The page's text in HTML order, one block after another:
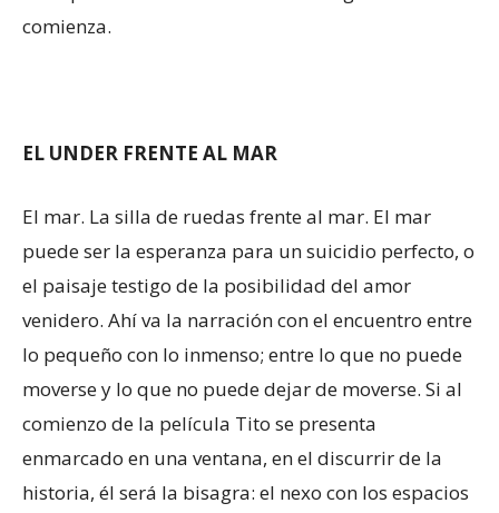
comienza.
EL UNDER FRENTE AL MAR
El mar. La silla de ruedas frente al mar. El mar
puede ser la esperanza para un suicidio perfecto, o
el paisaje testigo de la posibilidad del amor
venidero. Ahí va la narración con el encuentro entre
lo pequeño con lo inmenso; entre lo que no puede
moverse y lo que no puede dejar de moverse. Si al
comienzo de la película Tito se presenta
enmarcado en una ventana, en el discurrir de la
historia, él será la bisagra: el nexo con los espacios